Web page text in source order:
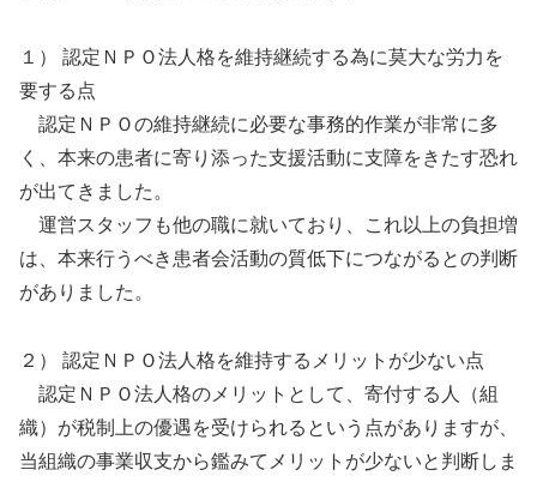
１） 認定ＮＰＯ法人格を維持継続する為に莫大な労力を
要する点
認定ＮＰＯの維持継続に必要な事務的作業が非常に多
く、本来の患者に寄り添った支援活動に支障をきたす恐れ
が出てきました。
運営スタッフも他の職に就いており、これ以上の負担増
は、本来行うべき患者会活動の質低下につながるとの判断
がありました。
２） 認定ＮＰＯ法人格を維持するメリットが少ない点
認定ＮＰＯ法人格のメリットとして、寄付する人（組
織）が税制上の優遇を受けられるという点がありますが、
当組織の事業収支から鑑みてメリットが少ないと判断しま